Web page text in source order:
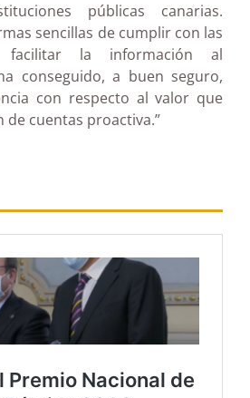
públicas canarias.
sencillas de cumplir con las
facilitar la información al
conseguido, a buen seguro,
con respecto al valor que
cuentas proactiva.”